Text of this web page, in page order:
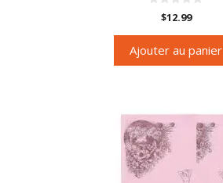
5
$12.99
Ajouter au panier